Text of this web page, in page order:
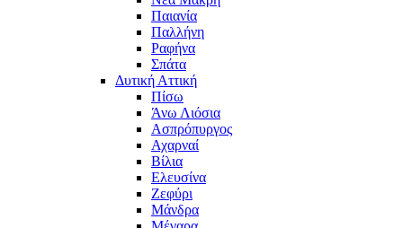
Παιανία
Παλλήνη
Ραφήνα
Σπάτα
Δυτική Αττική
Πίσω
Άνω Λιόσια
Ασπρόπυργος
Αχαρναί
Βίλια
Ελευσίνα
Ζεφύρι
Μάνδρα